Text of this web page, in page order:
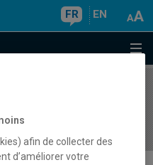
FR EN
afin de collecter des
d’améliorer votre